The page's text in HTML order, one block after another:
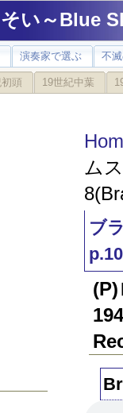
い～Blue
演奏家で選ぶ 不
頭 19世紀中葉
ム
ブ